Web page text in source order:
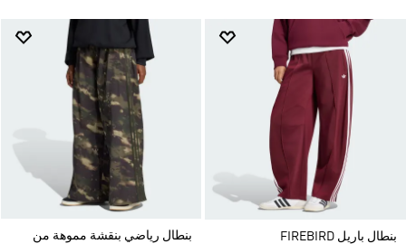
بنطال باريل FIREBIRD
بنطال رياضي بنقشة مموهة من